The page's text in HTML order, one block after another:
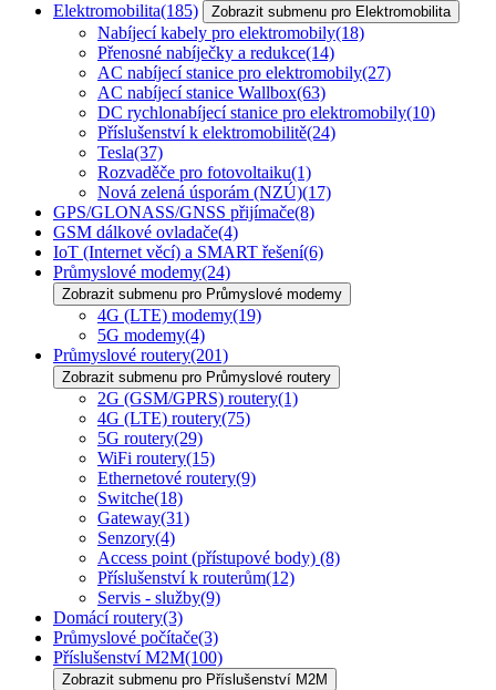
Elektromobilita(185) Zobrazit submenu pro Elektromobilita
Nabíjecí kabely pro elektromobily(18)
Přenosné nabíječky a redukce(14)
AC nabíjecí stanice pro elektromobily(27)
AC nabíjecí stanice Wallbox(63)
DC rychlonabíjecí stanice pro elektromobily(10)
Příslušenství k elektromobilitě(24)
Tesla(37)
Rozvaděče pro fotovoltaiku(1)
Nová zelená úsporám (NZÚ)(17)
GPS/GLONASS/GNSS přijímače(8)
GSM dálkové ovladače(4)
IoT (Internet věcí) a SMART řešení(6)
Průmyslové modemy(24)
Zobrazit submenu pro Průmyslové modemy
4G (LTE) modemy(19)
5G modemy(4)
Průmyslové routery(201)
Zobrazit submenu pro Průmyslové routery
2G (GSM/GPRS) routery(1)
4G (LTE) routery(75)
5G routery(29)
WiFi routery(15)
Ethernetové routery(9)
Switche(18)
Gateway(31)
Senzory(4)
Access point (přístupové body) (8)
Příslušenství k routerům(12)
Servis - služby(9)
Domácí routery(3)
Průmyslové počítače(3)
Příslušenství M2M(100)
Zobrazit submenu pro Příslušenství M2M